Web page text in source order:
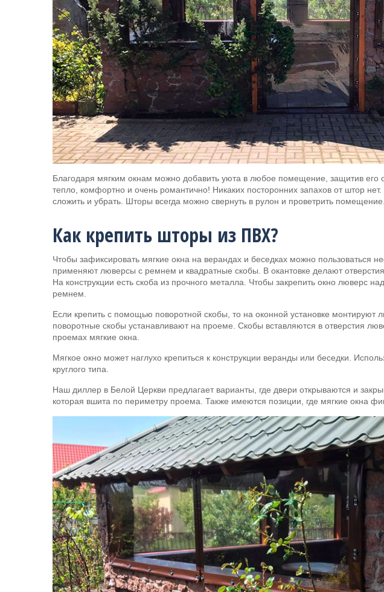
Благодаря мягким окнам можно добавить уюта в любое помещение, защитив его
тепло, комфортно и очень романтично! Никаких посторонних запахов от штор
сложить и убрать. Шторы всегда можно свернуть в рулон и проветрить помещение.
Как крепить шторы из ПВХ?
Чтобы зафиксировать мягкие окна на верандах и беседках можно пользоваться
применяют люверсы с ремнем и квадратные скобы. В окантовке делают
На конструкции есть скоба из прочного металла. Чтобы закрепить окно люверс
ремнем.
Если крепить с помощью поворотной скобы, то на оконной установке
поворотные скобы устанавливают на проеме. Скобы вставляются в отверстия
проемах мягкие окна.
Мягкое окно может наглухо крепиться к конструкции веранды или беседки.
круглого типа.
Наш диллер в Белой Церкви предлагает варианты, где двери открываются и
которая вшита по периметру проема. Также имеются позиции, где мягкие окна